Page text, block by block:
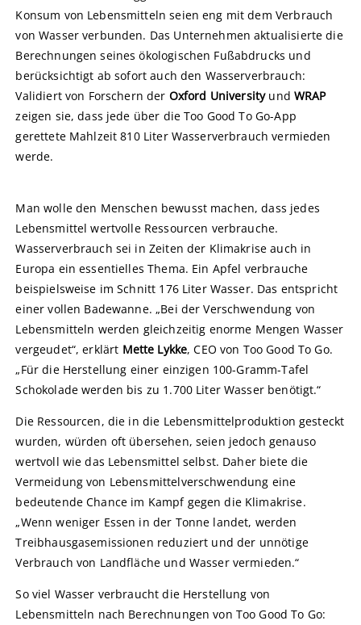
Konsum von Lebensmitteln seien eng mit dem Verbrauch
von Wasser verbunden. Das Unternehmen aktualisierte die
Berechnungen seines ökologischen Fußabdrucks und
berücksichtigt ab sofort auch den Wasserverbrauch:
Validiert von Forschern der Oxford Universityund WRAP
zeigen sie, dass jede über die Too Good To Go-App
gerettete Mahlzeit 810 Liter Wasserverbrauch vermieden
werde.
Man wolle den Menschen bewusst machen, dass jedes
Lebensmittel wertvolle Ressourcen verbrauche.
Wasserverbrauch sei in Zeiten der Klimakrise auch in
Europa ein essentielles Thema. Ein Apfel verbrauche
beispielsweise im Schnitt 176 Liter Wasser. Das entspricht
einer vollen Badewanne. „Bei der Verschwendung von
Lebensmitteln werden gleichzeitig enorme Mengen Wasser
vergeudet“, erklärt Mette Lykke, CEO von Too Good To Go.
„Für die Herstellung einer einzigen 100-Gramm-Tafel
Schokolade werden bis zu 1.700 Liter Wasser benötigt.“
Die Ressourcen, die in die Lebensmittelproduktion gesteckt
wurden, würden oft übersehen, seien jedoch genauso
wertvoll wie das Lebensmittel selbst. Daher biete die
Vermeidung von Lebensmittelverschwendung eine
bedeutende Chance im Kampf gegen die Klimakrise.
„Wenn weniger Essen in der Tonne landet, werden
Treibhausgasemissionen reduziert und der unnötige
Verbrauch von Landfläche und Wasser vermieden.“
So viel Wasser verbraucht die Herstellung von
Lebensmitteln nach Berechnungen von Too Good To Go: